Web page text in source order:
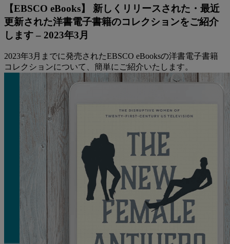
【EBSCO eBooks】 新しくリリースされた・最近
更新された洋書電子書籍のコレクションをご紹介
します – 2023年3月
2023年3月までに発売されたEBSCO eBooksの洋書電子書籍
コレクションについて、簡単にご紹介いたします。